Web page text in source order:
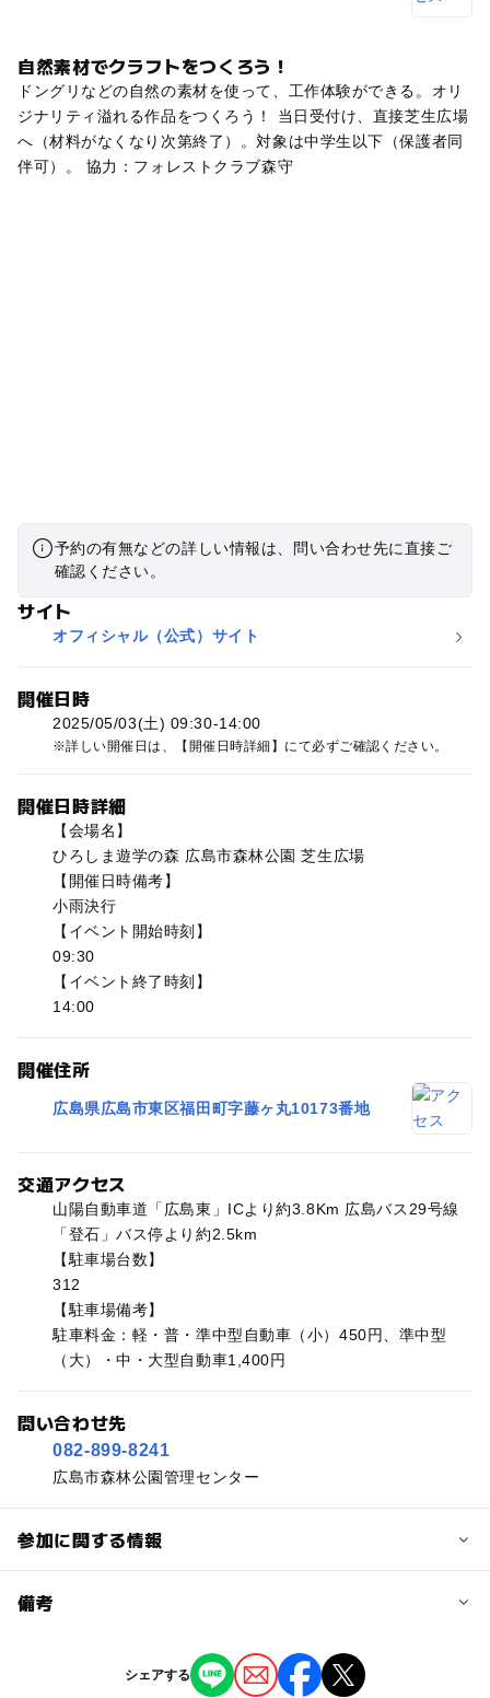
自然素材でクラフトをつくろう！
ドングリなどの自然の素材を使って、工作体験ができる。オリ
ジナリティ溢れる作品をつくろう！ 当日受付け、直接芝生広場
へ（材料がなくなり次第終了）。対象は中学生以下（保護者同
伴可）。 協力：フォレストクラブ森守
予約の有無などの詳しい情報は、問い合わせ先に直接ご
確認ください。
サイト
オフィシャル（公式）サイト
開催日時
2025/05/03(土) 09:30-14:00
詳しい開催日は、【開催日時詳細】にて必ずご確認ください。
開催日時詳細
【会場名】
ひろしま遊学の森 広島市森林公園 芝生広場
【開催日時備考】
小雨決行
【イベント開始時刻】
09:30
【イベント終了時刻】
14:00
開催住所
広島県広島市東区福田町字藤ヶ丸10173番地
交通アクセス
山陽自動車道「広島東」ICより約3.8Km 広島バス29号線
「登石」バス停より約2.5km
【駐車場台数】
312
【駐車場備考】
駐車料金：軽・普・準中型自動車（小）450円、準中型
（大）・中・大型自動車1,400円
問い合わせ先
082-899-8241
広島市森林公園管理センター
参加に関する情報
予約/応募
備考
※掲載の情報は天候や主催者側の都合などにより変更にな
ることがあります。
シェアする